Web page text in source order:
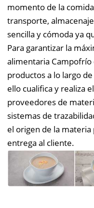
momento de la
transporte,
sencilla y cómoda ya
Para garantizar la
alimentaria
productos a lo largo
ello cualifica y realiza
proveedores de
sistemas de
el origen de la
entrega al cliente.